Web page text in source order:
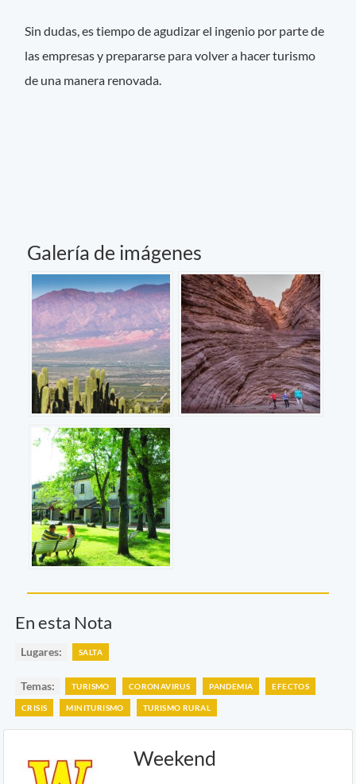
Sin dudas, es tiempo de agudizar el ingenio por parte de
las empresas y prepararse para volver a hacer turismo
de una manera renovada.
Galería de imágenes
En esta Nota
Lugares: SALTA
Temas: TURISMO CORONAVIRUS PANDEMIA EFECTOS
CRISIS MINITURISMO TURISMO RURAL
Weekend